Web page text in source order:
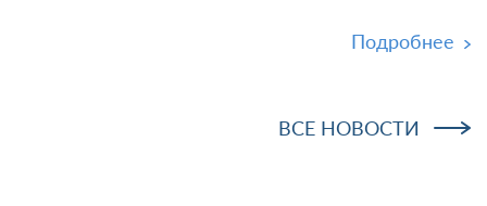
Подробнее
ВСЕ НОВОСТИ